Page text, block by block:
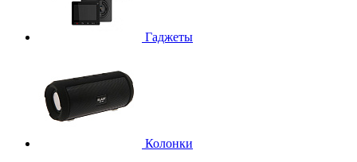
Гаджеты
Колонки